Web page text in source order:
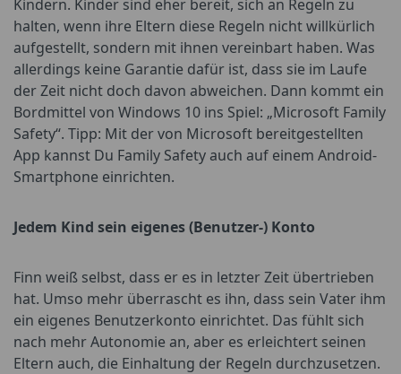
Kindern. Kinder sind eher bereit, sich an Regeln zu
halten, wenn ihre Eltern diese Regeln nicht willkürlich
aufgestellt, sondern mit ihnen vereinbart haben. Was
allerdings keine Garantie dafür ist, dass sie im Laufe
der Zeit nicht doch davon abweichen. Dann kommt ein
Bordmittel von Windows 10 ins Spiel: „Microsoft Family
Safety“. Tipp: Mit der von Microsoft bereitgestellten
App kannst Du Family Safety auch auf einem Android-
Smartphone einrichten.
Jedem Kind sein eigenes (Benutzer-) Konto
Finn weiß selbst, dass er es in letzter Zeit übertrieben
hat. Umso mehr überrascht es ihn, dass sein Vater ihm
ein eigenes Benutzerkonto einrichtet. Das fühlt sich
nach mehr Autonomie an, aber es erleichtert seinen
Eltern auch, die Einhaltung der Regeln durchzusetzen.